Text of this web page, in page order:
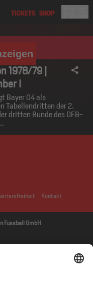
1978/79 |
I
Bayer 04 als
Tabellendritten der 2.
dritten Runde des DFB-
Kontakt
Fussball GmbH